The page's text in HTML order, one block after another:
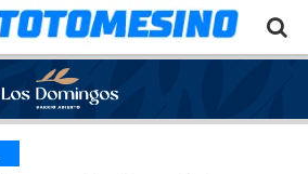
mobile version